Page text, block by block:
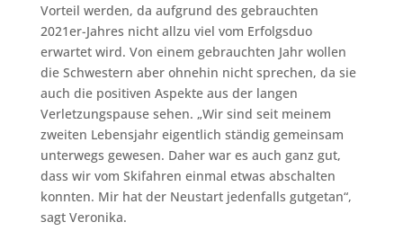
Vorteil werden, da aufgrund des gebrauchten
2021er-Jahres nicht allzu viel vom Erfolgsduo
erwartet wird. Von einem gebrauchten Jahr wollen
die Schwestern aber ohnehin nicht sprechen, da sie
auch die positiven Aspekte aus der langen
Verletzungspause sehen. „Wir sind seit meinem
zweiten Lebensjahr eigentlich ständig gemeinsam
unterwegs gewesen. Daher war es auch ganz gut,
dass wir vom Skifahren einmal etwas abschalten
konnten. Mir hat der Neustart jedenfalls gutgetan“,
sagt Veronika.